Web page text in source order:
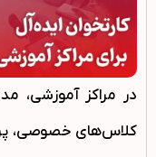
در مراکز آموزشی،
کلاس‌های خصوصی،